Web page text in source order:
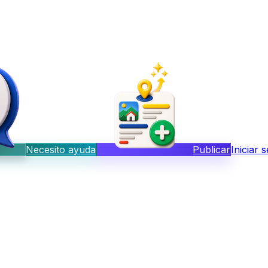
Necesito ayuda PublicarIniciar